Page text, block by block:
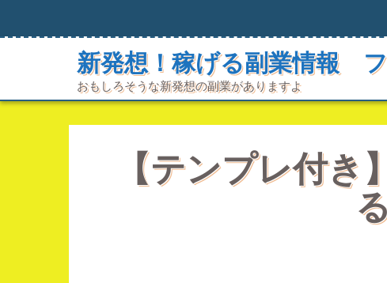
テ
ス
新発想！稼げる副業情報
おもしろそうな新発想の副業がありますよ
【テンプレ付